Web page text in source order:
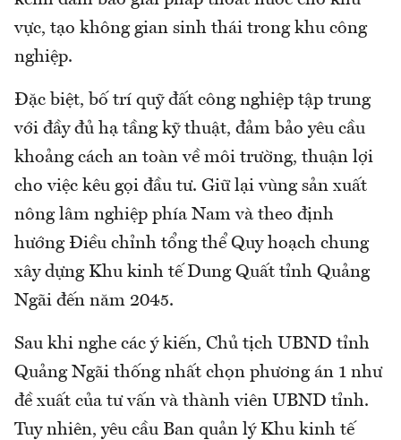
vực, tạo không gian sinh thái trong khu công
nghiệp.
Đặc biệt, bố trí quỹ đất công nghiệp tập trung
với đầy đủ hạ tầng kỹ thuật, đảm bảo yêu cầu
khoảng cách an toàn về môi trường, thuận lợi
cho việc kêu gọi đầu tư. Giữ lại vùng sản xuất
nông lâm nghiệp phía Nam và theo định
hướng Điều chỉnh tổng thể Quy hoạch chung
xây dựng Khu kinh tế Dung Quất tỉnh Quảng
Ngãi đến năm 2045.
Sau khi nghe các ý kiến, Chủ tịch UBND tỉnh
Quảng Ngãi thống nhất chọn phương án 1 như
đề xuất của tư vấn và thành viên UBND tỉnh.
Tuy nhiên, yêu cầu Ban quản lý Khu kinh tế